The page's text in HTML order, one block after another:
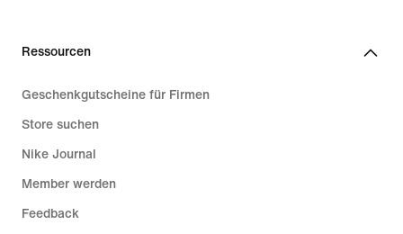
Ressourcen
Geschenkgutscheine für Firmen
Store suchen
Nike Journal
Member werden
Feedback